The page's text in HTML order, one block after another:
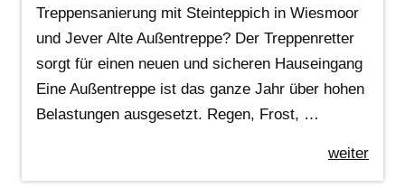
Treppensanierung mit Steinteppich in Wiesmoor
und Jever Alte Außentreppe? Der Treppenretter
sorgt für einen neuen und sicheren Hauseingang
Eine Außentreppe ist das ganze Jahr über hohen
Belastungen ausgesetzt. Regen, Frost, …
weiter